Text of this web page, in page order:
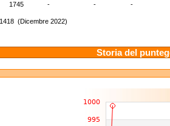
1745 - - -
(Dicembre 2022)
Storia del